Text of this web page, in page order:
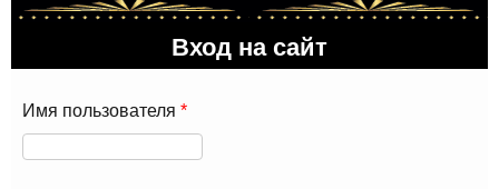
Вход на сайт
Имя пользователя *